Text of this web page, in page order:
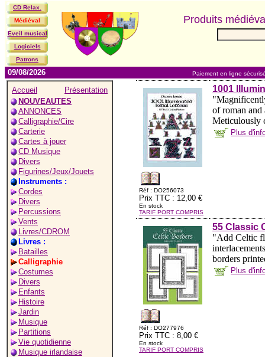
CD Relax.
Médiéval
Eveil musical
Logiciels
Patrons
Produits
09/08/2026 Paiement en ligne
Accueil
Présentation
NOUVEAUTES
ANNONCES
Calligraphie/Cire
Carterie
Cartes à jouer
CD Musique
Divers
Figurines/Jeux/Jouets
Instruments :
Cordes
Divers
Percussions
Vents
Livres/CDROM
Livres :
Batailles
Calligraphie
Costumes
Divers
Enfants
Histoire
Jardin
Musique
Partitions
Vie quotidienne
Musique irlandaise
Réf : DO256073
Prix TTC : 12,00 €
En stock
TARIF PORT COMPRIS
1001
of roman
Meticulously
Plus
Réf : DO277976
Prix TTC : 8,00 €
En stock
TARIF PORT COMPRIS
55 Classic
"Add Celtic
borders
Plus